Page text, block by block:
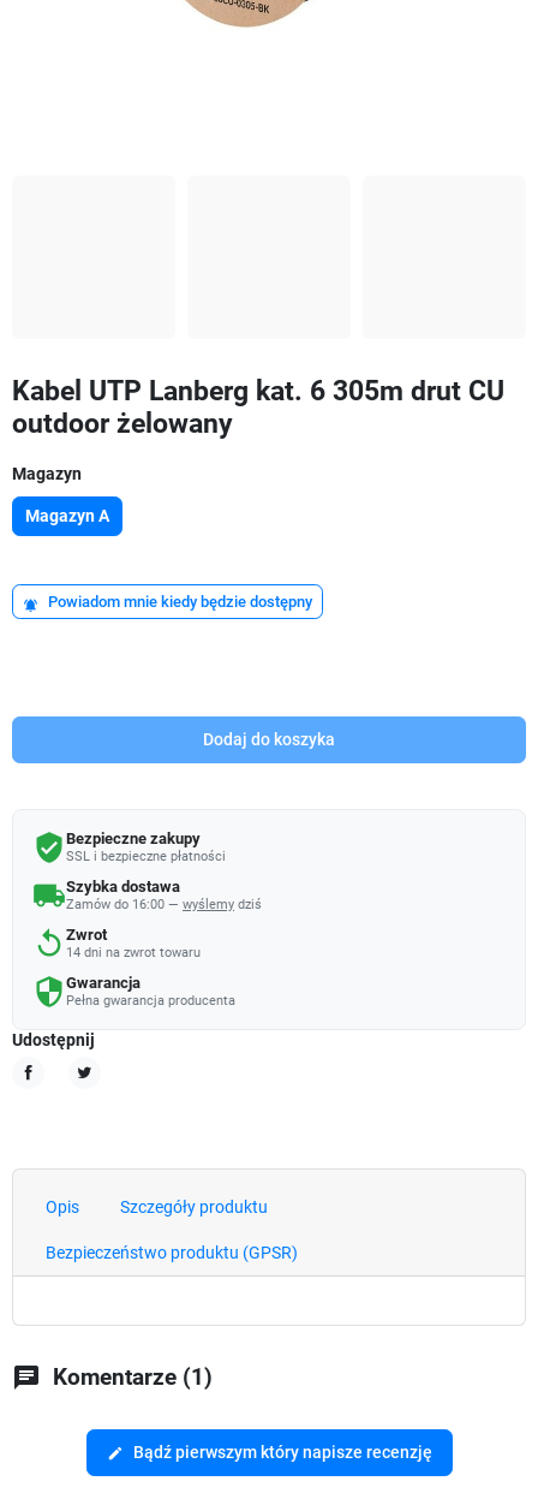
Kabel UTP Lanberg kat. 6 305m drut CU
outdoor żelowany
Magazyn
Magazyn A
notifications_active Powiadom mnie kiedy będzie dostępny
Dodaj do koszyka
verified_user Bezpieczne zakupy
SSL i bezpieczne płatności
local_shippingSzybka dostawa
Zamów do 16:00 — wyślemy dziś
replay Zwrot
14 dni na zwrot towaru
security Gwarancja
Pełna gwarancja producenta
Udostępnij
Opis Szczegóły produktu
Bezpieczeństwo produktu (GPSR)
chat Komentarze (1)
edit Bądź pierwszym który napisze recenzję